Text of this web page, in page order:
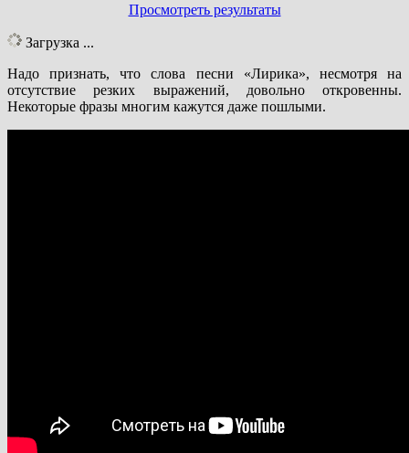
Просмотреть результаты
Загрузка ...
Надо признать, что слова песни «Лирика», несмотря на
отсутствие резких выражений, довольно откровенны.
Некоторые фразы многим кажутся даже пошлыми.